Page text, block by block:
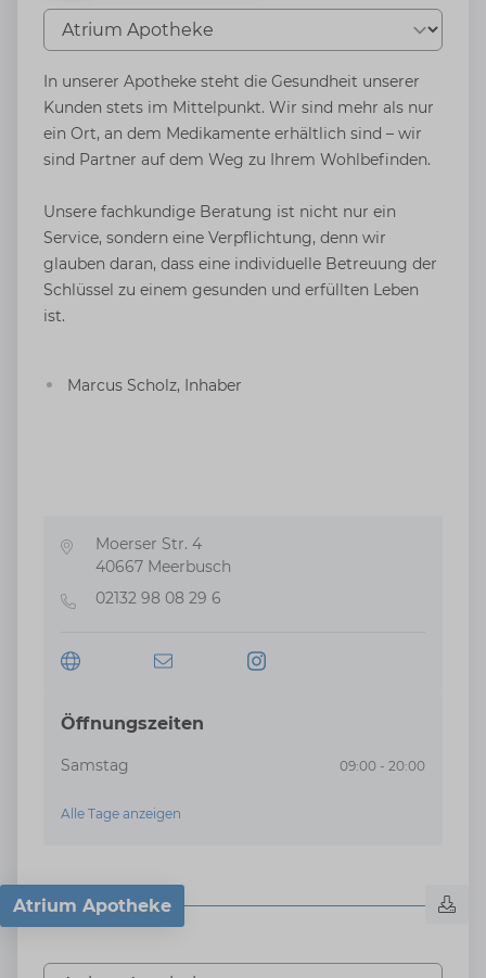
Tab auswählen
In unserer Apotheke steht die Gesundheit unserer
Kunden stets im Mittelpunkt. Wir sind mehr als nur
ein Ort, an dem Medikamente erhältlich sind – wir
sind Partner auf dem Weg zu Ihrem Wohlbefinden.
Unsere fachkundige Beratung ist nicht nur ein
Service, sondern eine Verpflichtung, denn wir
glauben daran, dass eine individuelle Betreuung der
Schlüssel zu einem gesunden und erfüllten Leben
ist.
Marcus Scholz, Inhaber
AdresseMoerser Str. 4
40667 Meerbusch
Telefon02132 98 08 29 6
Öffnungszeiten
Samstag 09:00 - 20:00
Alle Tage anzeigen
Atrium Apotheke